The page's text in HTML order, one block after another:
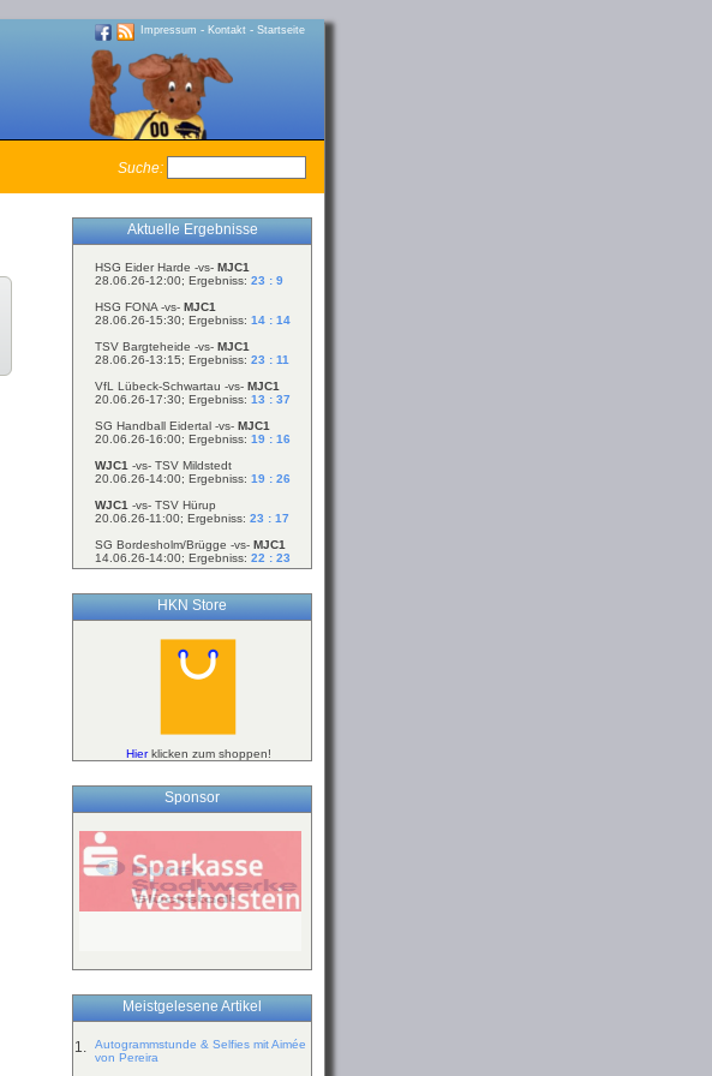
Impressum - Kontakt - Startseite
Suche:
Aktuelle Ergebnisse
HSG Eider Harde -vs- MJC1
28.06.26-12:00; Ergebniss: 23 : 9
HSG FONA -vs- MJC1
28.06.26-15:30; Ergebniss: 14 : 14
TSV Bargteheide -vs- MJC1
28.06.26-13:15; Ergebniss: 23 : 11
VfL Lübeck-Schwartau -vs- MJC1
20.06.26-17:30; Ergebniss: 13 : 37
SG Handball Eidertal -vs- MJC1
20.06.26-16:00; Ergebniss: 19 : 16
WJC1 -vs- TSV Mildstedt
20.06.26-14:00; Ergebniss: 19 : 26
WJC1 -vs- TSV Hürup
20.06.26-11:00; Ergebniss: 23 : 17
SG Bordesholm/Brügge -vs- MJC1
14.06.26-14:00; Ergebniss: 22 : 23
HKN Store
Hierklicken zum shoppen!
Sponsor
Meistgelesene Artikel
1.
Autogrammstunde & Selfies mit Aimée
von Pereira